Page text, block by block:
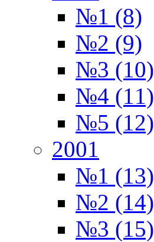
№1 (8)
№2 (9)
№3 (10)
№4 (11)
№5 (12)
2001
№1 (13)
№2 (14)
№3 (15)